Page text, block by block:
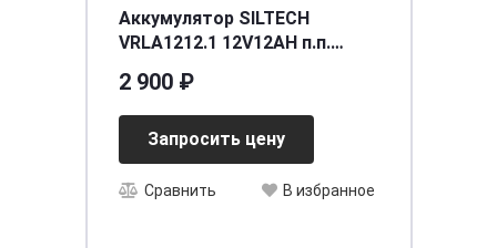
Аккумулятор SILTECH
VRLA1212.1 12V12AH п.п.
[д150ш70в130/125], шт
2 900 ₽
Запросить цену
Сравнить В избранное